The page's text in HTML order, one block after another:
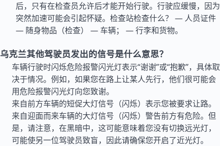
后，只有在检查员允许后才能开始行驶。行驶应缓慢，因为
突然加速可能会引起怀疑。检查站检查什么？ — 人员证件
— 随身物品（检查） — 车辆； — 行李和货物。
乌克兰其他驾驶员发出的信号是什么意思？
车辆行驶时闪烁危险报警闪光灯表示“谢谢”或“抱歉”，具体取
决于情况。例如，如果您在路上让某人先行，他们很可能会
用危险报警闪光灯向您致谢。
来自前方车辆的短促大灯信号（闪烁）表示您被要求让路。
来自迎面而来车辆的大灯信号（闪烁）警告前方有危险。但
是，请注意，在黑暗中，这可能意味着您没有切换远光灯，
可能使另一位驾驶员致盲，因此请确保您开启了近光灯。